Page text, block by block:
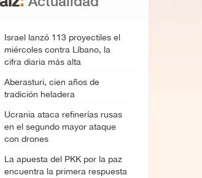
Israel lanzó 113 proyectiles el
miércoles contra Líbano, la
cifra diaria más alta
Aberasturi, cien años de
tradición heladera
Ucrania ataca refinerías rusas
en el segundo mayor ataque
con drones
La apuesta del PKK por la paz
encuentra la primera respuesta